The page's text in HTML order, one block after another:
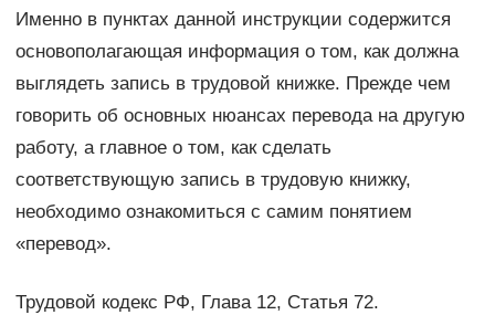
Именно в пунктах данной инструкции содержится
основополагающая информация о том, как должна
выглядеть запись в трудовой книжке. Прежде чем
говорить об основных нюансах перевода на другую
работу, а главное о том, как сделать
соответствующую запись в трудовую книжку,
необходимо ознакомиться с самим понятием
«перевод».
Трудовой кодекс РФ, Глава 12, Статья 72.